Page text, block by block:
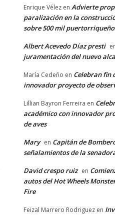
Enrique Vélez en Advierte
paralización en la
sobre 500 mil
Albert Acevedo Díaz presti
juramentación del nuevo
María Cedeño en Celebran fin
innovador proyecto de
Lillian Bayron Ferreira en
académico con innovador
de aves
Mary en Capitán de
señalamientos de la
David crespo ruiz en
autos del Hot Wheels
Fire
Feizal Marrero Rodriguez en